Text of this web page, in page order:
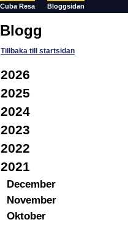
Cuba Resa
Bloggsidan
Blogg
Tillbaka till startsidan
2026
2025
2024
2023
2022
2021
December
November
Oktober